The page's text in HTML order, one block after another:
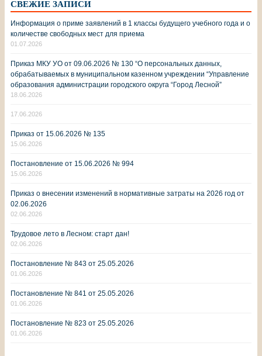
СВЕЖИЕ ЗАПИСИ
Информация о приме заявлений в 1 классы будущего учебного года и о
количестве свободных мест для приема
01.07.2026
Приказ МКУ УО от 09.06.2026 № 130 “О персональных данных,
обрабатываемых в муниципальном казенном учреждении “Управление
образования администрации городского округа “Город Лесной”
18.06.2026
17.06.2026
Приказ от 15.06.2026 № 135
15.06.2026
Постановление от 15.06.2026 № 994
15.06.2026
Приказ о внесении изменений в нормативные затраты на 2026 год от
02.06.2026
02.06.2026
Трудовое лето в Лесном: старт дан!
02.06.2026
Постановление № 843 от 25.05.2026
01.06.2026
Постановление № 841 от 25.05.2026
01.06.2026
Постановление № 823 от 25.05.2026
01.06.2026